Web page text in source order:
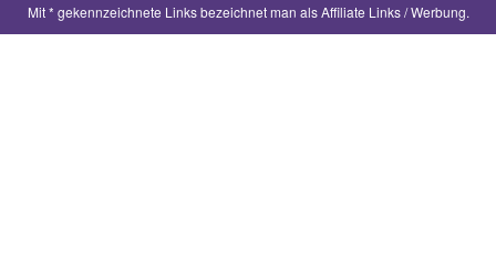
Mit * gekennzeichnete Links bezeichnet man als Affiliate Links / Werbung.